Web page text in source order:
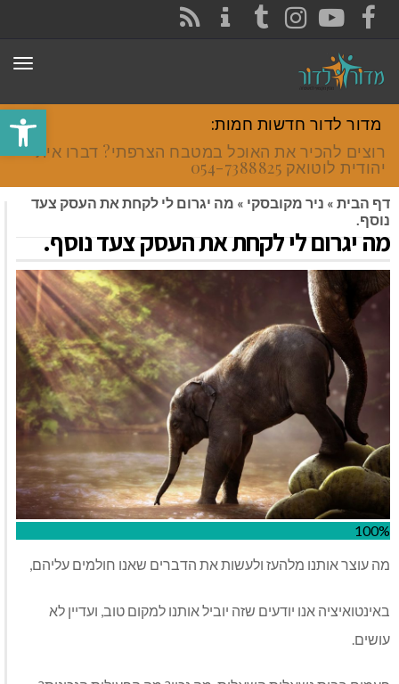
פתח
FACEBOOK
YOUTUBE
INSTAGRAM
TUMBLR
מדור לדור חדשות חמות:
רוצים להכיר את האוכל במטבח הצרפתי? דברו איתי
יהודית לוטואק 054-7388825.
דף הבית » ניר מקובסקי » מה יגרום לי לקחת את העסק צעד
נוסף.
מה יגרום לי לקחת את העסק צעד נוסף.
100%
מה עוצר אותנו מלהעז ולעשות את הדברים שאנו חולמים עליהם,
באינטואיציה אנו יודעים שזה יוביל אותנו למקום טוב, ועדיין לא
עושים.